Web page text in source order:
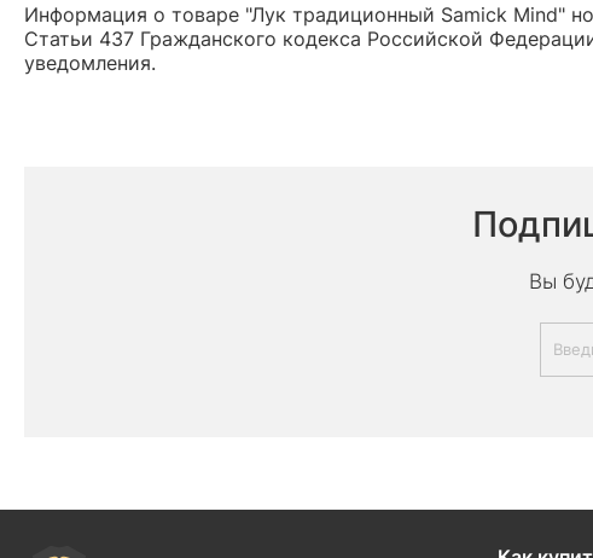
Информация о товаре "Лук традиционный Samick Mind"
Статьи 437 Гражданского кодекса Российской
уведомления.
Вы